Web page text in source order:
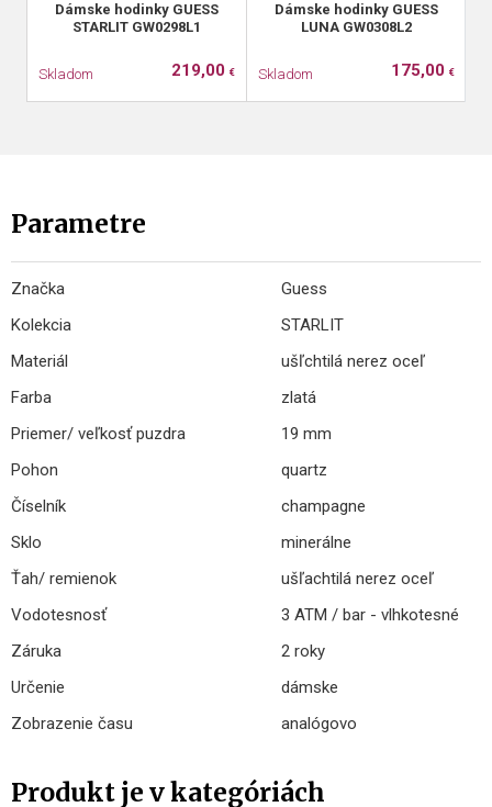
Dámske hodinky GUESS
STARLIT GW0298L1
Skladom 219,00 €
Dámske hodinky GUESS
LUNA GW0308L2
Skladom 175,00 €
Parametre
Značka
Guess
Kolekcia
STARLIT
Materiál
ušľchtilá nerez oceľ
Farba
zlatá
Priemer/ veľkosť puzdra
19 mm
Pohon
quartz
Číselník
champagne
Sklo
minerálne
Ťah/ remienok
ušľachtilá nerez oceľ
Vodotesnosť
3 ATM / bar - vlhkotesné
Záruka
2 roky
Určenie
dámske
Zobrazenie času
analógovo
Produkt je v kategóriách